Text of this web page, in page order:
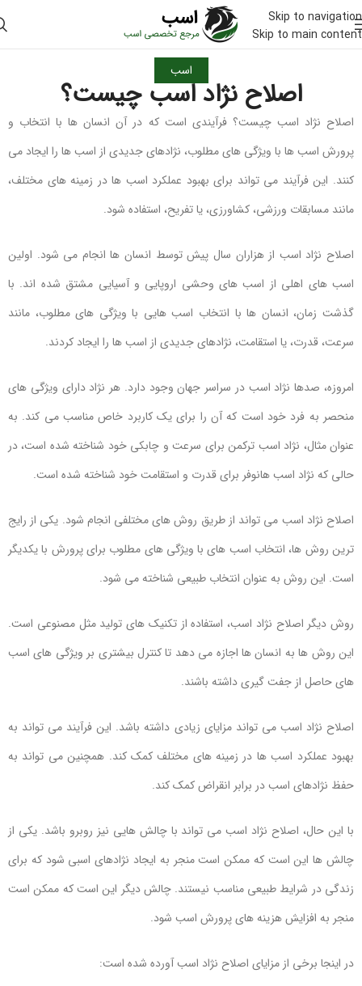
Skip to navigation
Skip to main content
اسب
اصلاح نژاد اسب چیست؟
اصلاح نژاد اسب چیست؟ فرآیندی است که در آن انسان ها با انتخاب و
پرورش اسب ها با ویژگی های مطلوب، نژادهای جدیدی از اسب ها را ایجاد می
کنند. این فرآیند می تواند برای بهبود عملکرد اسب ها در زمینه های مختلف،
مانند مسابقات ورزشی، کشاورزی، یا تفریح، استفاده شود.
اصلاح نژاد اسب از هزاران سال پیش توسط انسان ها انجام می شود. اولین
اسب های اهلی از اسب های وحشی اروپایی و آسیایی مشتق شده اند. با
گذشت زمان، انسان ها با انتخاب اسب هایی با ویژگی های مطلوب، مانند
سرعت، قدرت، یا استقامت، نژادهای جدیدی از اسب ها را ایجاد کردند.
امروزه، صدها نژاد اسب در سراسر جهان وجود دارد. هر نژاد دارای ویژگی های
منحصر به فرد خود است که آن را برای یک کاربرد خاص مناسب می کند. به
عنوان مثال، نژاد اسب ترکمن برای سرعت و چابکی خود شناخته شده است، در
حالی که نژاد اسب هانوفر برای قدرت و استقامت خود شناخته شده است.
اصلاح نژاد اسب می تواند از طریق روش های مختلفی انجام شود. یکی از رایج
ترین روش ها، انتخاب اسب های با ویژگی های مطلوب برای پرورش با یکدیگر
است. این روش به عنوان انتخاب طبیعی شناخته می شود.
روش دیگر اصلاح نژاد اسب، استفاده از تکنیک های تولید مثل مصنوعی است.
این روش ها به انسان ها اجازه می دهد تا کنترل بیشتری بر ویژگی های اسب
های حاصل از جفت گیری داشته باشند.
اصلاح نژاد اسب می تواند مزایای زیادی داشته باشد. این فرآیند می تواند به
بهبود عملکرد اسب ها در زمینه های مختلف کمک کند. همچنین می تواند به
حفظ نژادهای اسب در برابر انقراض کمک کند.
با این حال، اصلاح نژاد اسب می تواند با چالش هایی نیز روبرو باشد. یکی از
چالش ها این است که ممکن است منجر به ایجاد نژادهای اسبی شود که برای
زندگی در شرایط طبیعی مناسب نیستند. چالش دیگر این است که ممکن است
منجر به افزایش هزینه های پرورش اسب شود.
در اینجا برخی از مزایای اصلاح نژاد اسب آورده شده است: